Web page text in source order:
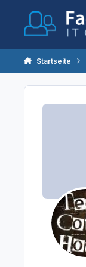
Startseite